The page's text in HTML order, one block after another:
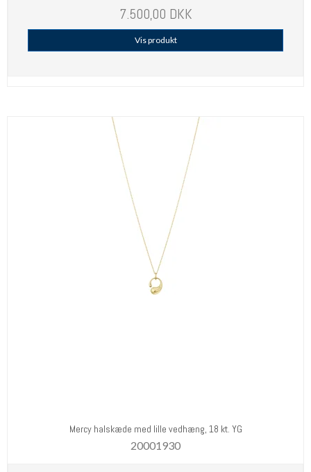
7.500,00 DKK
Vis produkt
Mercy halskæde med lille vedhæng, 18 kt. YG
20001930